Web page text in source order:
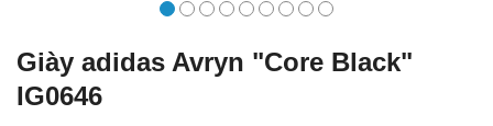
Giày adidas Avryn "Core Black"
IG0646